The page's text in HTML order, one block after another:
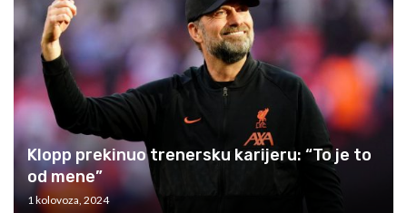
Klopp prekinuo trenersku karijeru: “To je to
od mene”
1 kolovoza, 2024